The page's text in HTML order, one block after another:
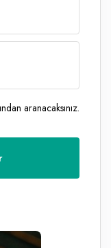
aranacaksınız.